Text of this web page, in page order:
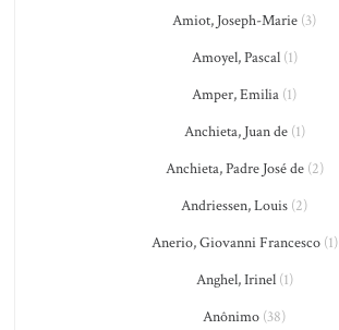
Amiot, Joseph-Marie (3)
Amoyel, Pascal(1)
Amper, Emilia (1)
Anchieta, Juan de(1)
Anchieta, Padre José de(2)
Andriessen, Louis (2)
Anerio, Giovanni Francesco(1)
Anghel, Irinel(1)
Anônimo (38)